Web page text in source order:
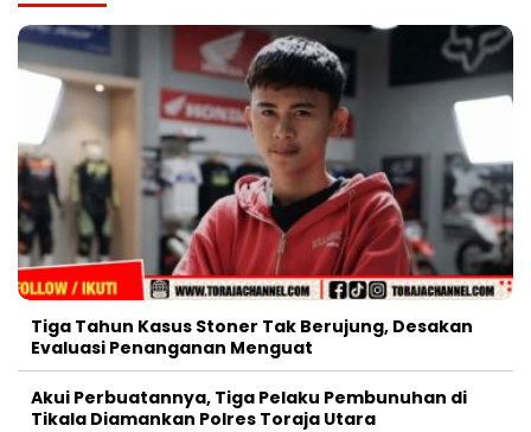
Tiga Tahun Kasus Stoner Tak Berujung, Desakan
Evaluasi Penanganan Menguat
Akui Perbuatannya, Tiga Pelaku Pembunuhan di
Tikala Diamankan Polres Toraja Utara